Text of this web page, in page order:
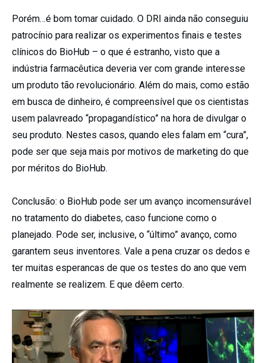
Porém…é bom tomar cuidado. O DRI ainda não conseguiu
patrocínio para realizar os experimentos finais e testes
clínicos do BioHub – o que é estranho, visto que a
indústria farmacêutica deveria ver com grande interesse
um produto tão revolucionário. Além do mais, como estão
em busca de dinheiro, é compreensível que os cientistas
usem palavreado “propagandístico” na hora de divulgar o
seu produto. Nestes casos, quando eles falam em “cura”,
pode ser que seja mais por motivos de marketing do que
por méritos do BioHub.
Conclusão: o BioHub pode ser um avanço incomensurável
no tratamento do diabetes, caso funcione como o
planejado. Pode ser, inclusive, o “último” avanço, como
garantem seus inventores. Vale a pena cruzar os dedos e
ter muitas esperancas de que os testes do ano que vem
realmente se realizem. E que dêem certo.